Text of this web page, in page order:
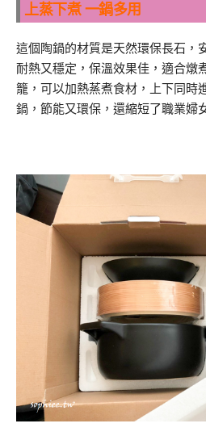
上蒸下煮 一鍋多用
這個陶鍋的材質是天然環保長石，
耐熱又穩定，保溫效果佳，適合燉
籠，可以加熱蒸煮食材，上下同時
鍋，節能又環保，還縮短了職業婦